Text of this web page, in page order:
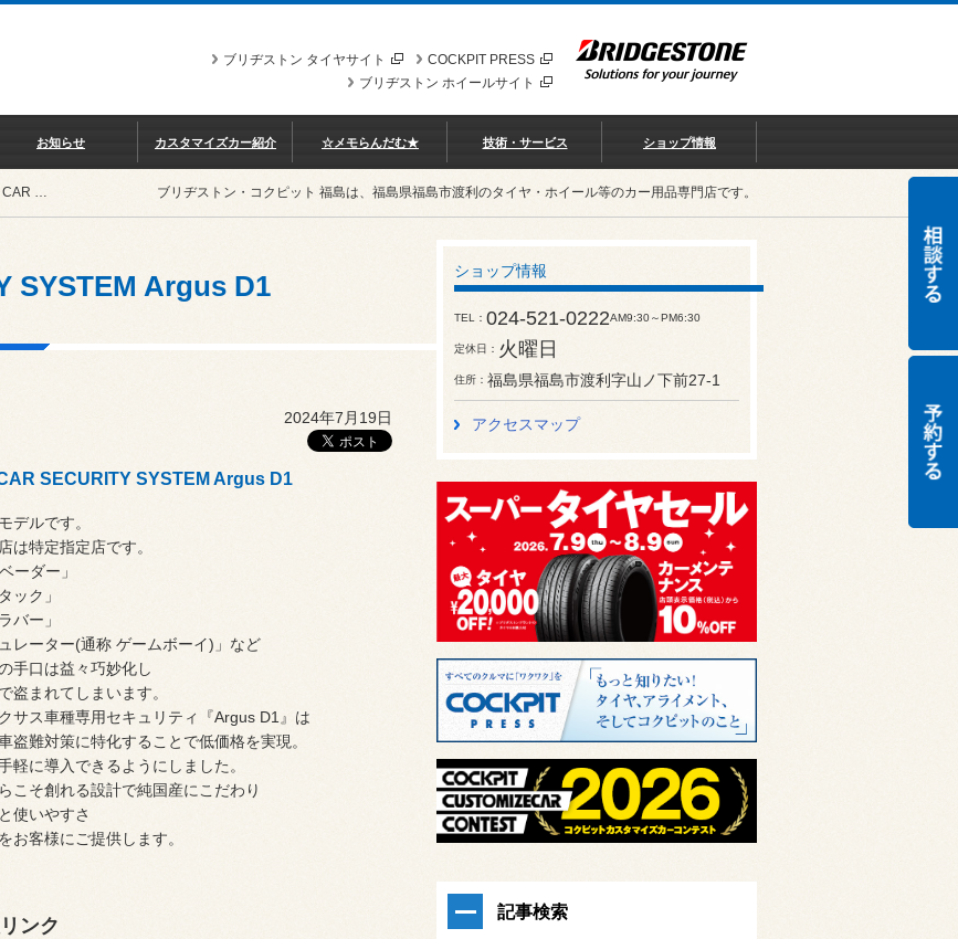
COCKPIT PRESS
ブリヂストン タイヤサイト
ブリヂストン ホイールサイト
お知らせ カスタマイズカー紹介 ☆メモらんだむ★ 技術・サービス ショップ情報
Yupiteru CAR SECURITY SYSTEM Argus D1 ブリヂストン・コクピット 福島は、福島県福島市渡利のタイヤ・ホイール等のカー用品専門店です。
SYSTEM Argus D1
2024年7月19日
SECURITY SYSTEM Argus D1
デルです。
は特定指定店です。
ーダー」
ック」
バー」
ュレーター(通称 ゲームボーイ)」など
手口は益々巧妙化し
盗まれてしまいます。
サス車種専用セキュリティ『Argus D1』は
盗難対策に特化することで低価格を実現。
軽に導入できるようにしました。
こそ創れる設計で純国産にこだわり
使いやすさ
お客様にご提供します。
ンク
ショップ情報
TEL 024-521-0222AM9:30～PM6:30
定休日 火曜日
住所 福島県福島市渡利字山ノ下前27-1
アクセスマップ
記事検索